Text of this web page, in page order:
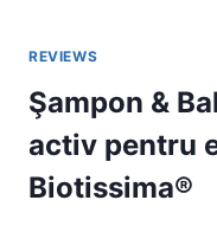
REVIEWS
Şampon &
activ pentru
Biotissima®